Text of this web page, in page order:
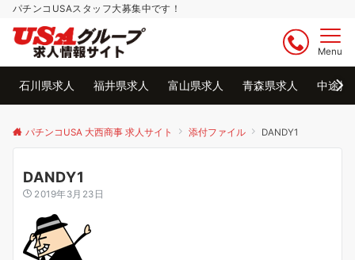
パチンコUSAスタッフ大募集中です！
Menu
石川県求人 福井県求人 富山県求人 青森県求人 中途採
パチンコUSA 大西商事 求人サイト 添付ファイル DANDY1
DANDY1
2019年3月23日